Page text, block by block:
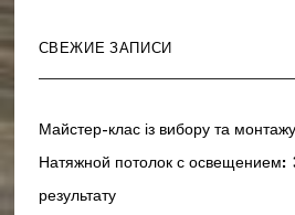
СВЕЖИЕ ЗАПИСИ
Майстер-клас із вибору та
Натяжной потолок с освещением:
результату